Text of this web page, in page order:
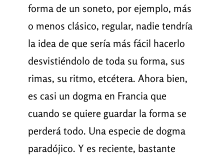
forma de un soneto, por ejemplo, más
o menos clásico, regular, nadie tendría
la idea de que sería más fácil hacerlo
desvistiéndolo de toda su forma, sus
rimas, su ritmo, etcétera. Ahora bien,
es casi un dogma en Francia que
cuando se quiere guardar la forma se
perderá todo. Una especie de dogma
paradójico. Y es reciente, bastante